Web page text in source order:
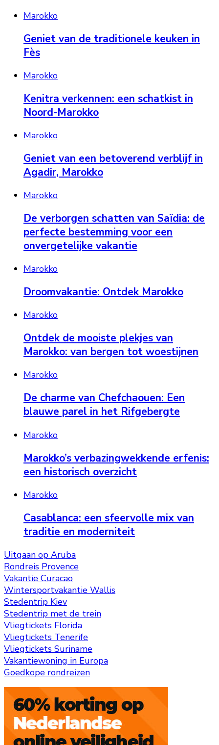
Marokko
Geniet van de traditionele keuken in
Fès
Marokko
Kenitra verkennen: een schatkist in
Noord-Marokko
Marokko
Geniet van een betoverend verblijf in
Agadir, Marokko
Marokko
De verborgen schatten van Saïdia: de
perfecte bestemming voor een
onvergetelijke vakantie
Marokko
Droomvakantie: Ontdek Marokko
Marokko
Ontdek de mooiste plekjes van
Marokko: van bergen tot woestijnen
Marokko
De charme van Chefchaouen: Een
blauwe parel in het Rifgebergte
Marokko
Marokko’s verbazingwekkende erfenis:
een historisch overzicht
Marokko
Casablanca: een sfeervolle mix van
traditie en moderniteit
Uitgaan op Aruba
Rondreis Provence
Vakantie Curacao
Wintersportvakantie Wallis
Stedentrip Kiev
Stedentrip met de trein
Vliegtickets Florida
Vliegtickets Tenerife
Vliegtickets Suriname
Vakantiewoning in Europa
Goedkope rondreizen